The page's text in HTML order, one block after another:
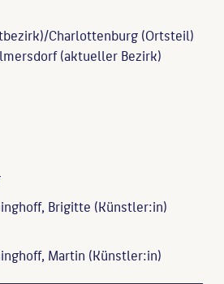
Charlottenburg (Ortsteil)
(aktueller Bezirk)
Brigitte (Künstler:in)
Martin (Künstler:in)